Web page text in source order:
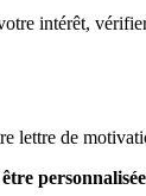
intérêt,
lettre de